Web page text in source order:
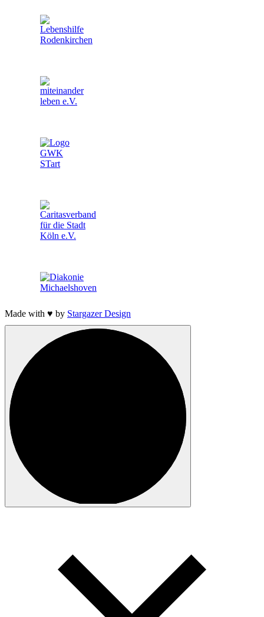
Made with ♥ by Stargazer Design